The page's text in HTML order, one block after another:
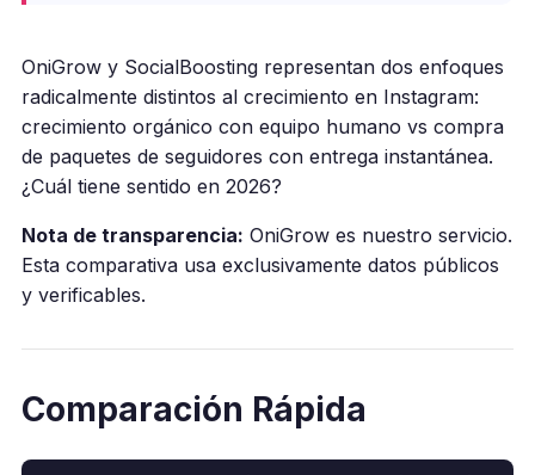
OniGrow y SocialBoosting representan dos enfoques
radicalmente distintos al crecimiento en Instagram:
crecimiento orgánico con equipo humano vs compra
de paquetes de seguidores con entrega instantánea.
¿Cuál tiene sentido en 2026?
Nota de transparencia: OniGrow es nuestro servicio.
Esta comparativa usa exclusivamente datos públicos
y verificables.
Comparación Rápida